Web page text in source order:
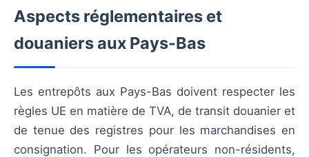
Aspects réglementaires et
douaniers aux Pays-Bas
Les entrepôts aux Pays-Bas doivent respecter les
règles UE en matière de TVA, de transit douanier et
de tenue des registres pour les marchandises en
consignation. Pour les opérateurs non-résidents,